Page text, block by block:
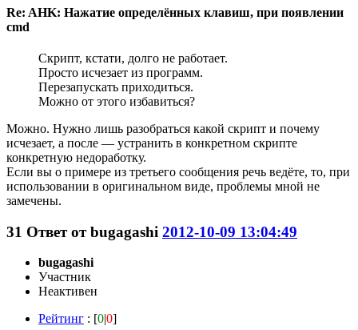
Re: AHK: Нажатие определённых клавиш, при появлении
cmd
Скрипт, кстати, долго не работает.
Просто исчезает из программ.
Перезапускать приходиться.
Можно от этого избавиться?
Можно. Нужно лишь разобраться какой скрипт и почему
исчезает, а после — устранить в конкретном скрипте
конкретную недоработку.
Если вы о примере из третьего сообщения речь ведёте, то, при
использовании в оригинальном виде, проблемы мной не
замечены.
31 Ответ отbugagashi 2012-10-09 13:04:49
bugagashi
Участник
Неактивен
Рейтинг : [00]